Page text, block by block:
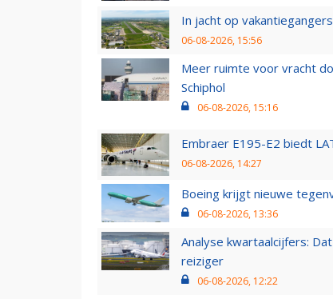
In jacht op
06-08-2026, 15:56
Meer ruimte voor vracht
Schiphol
06-08-2026, 15:16
Embraer E195-E2 biedt
06-08-2026, 14:27
Boeing krijgt nieuwe
06-08-2026, 13:36
Analyse kwartaalcijfers:
reiziger
06-08-2026, 12:22